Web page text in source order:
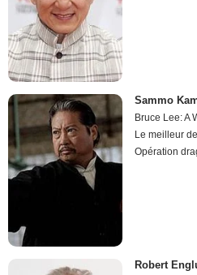
Sammo
Bruce Lee: A
Le meilleur
Opération
Robert